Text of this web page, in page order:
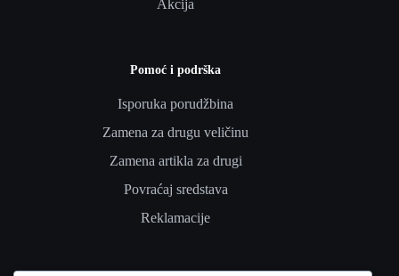
Akcija
Pomoć i podrška
Isporuka porudžbina
Zamena za drugu veličinu
Zamena artikla za drugi
Povraćaj sredstava
Reklamacije